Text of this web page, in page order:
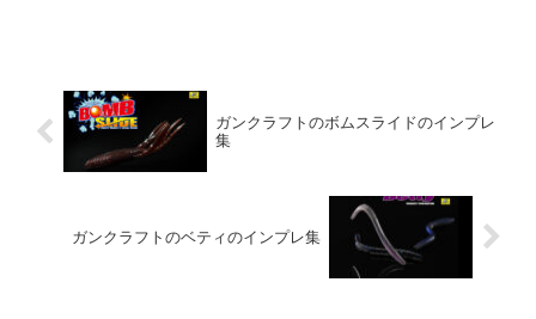
ガンクラフトのボムスライドのインプレ
集
ガンクラフトのベティのインプレ集